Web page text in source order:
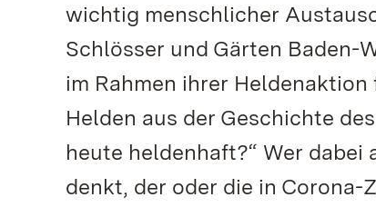
wichtig menschlicher
Schlösser und Gärten Baden-
im Rahmen ihrer
Helden aus der Geschichte
heute heldenhaft?“ Wer dabei
denkt, der oder die in